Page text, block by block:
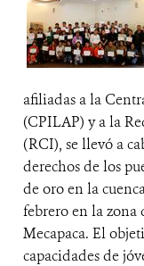
afiliadas a la
(CPILAP) y a la
(RCI), se llevó a
derechos de los
de oro en la
febrero en la
Mecapaca. El
capacidades de